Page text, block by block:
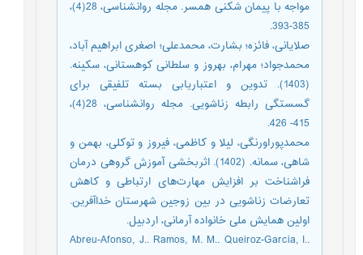
مواجه با پیمان شکنی همسر. مجله روانشناسی، 28(4)،
385-393.
صلایانی، فائزه؛ بشارت، محمدعلی؛ اصغری ابراهیم آباد،
محمدجواد؛ مهرام، بهروز و سلطانی کوهستانی، سکینه.
(1403). تدوین و اعتباریابی بسته تلفیقی برای
گسستگی رابطه زناشویی. مجله روانشناسی، 28(4)،
415- 426.
محمدپوراورنگی، لیلا و کاظمی، فیروز و توکلی، بهمن و
شاهی، سمانه. (1402). اثربخشی آموزش گروهی درمان
فراشناخت بر افزایش مهارت‌‌های ارتباطی و کاهش
تعارضات زناشویی در بین زوجین شهرستان خداآفرین.
اولین همایش ملی خانواده آرمانی، اردبیل.
Abreu-Afonso, J.. Ramos, M. M.. Queiroz-Garcia, I..